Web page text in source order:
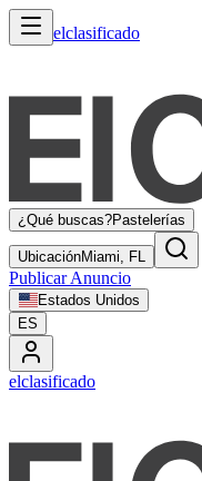
elclasificado
¿Qué buscas?Pastelerías
UbicaciónMiami, FL
Publicar Anuncio
Estados Unidos
ES
elclasificado